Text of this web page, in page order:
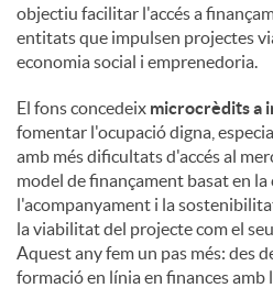
objectiu facilitar l'accés a
entitats que impulsen projectes
economia social i emprenedoria.
El fons concedeix microcrèdits a
fomentar l'ocupació digna,
amb més dificultats d'accés al
model de finançament basat en la
l'acompanyament i la
la viabilitat del projecte com el
Aquest any fem un pas més: des
formació en línia en finances